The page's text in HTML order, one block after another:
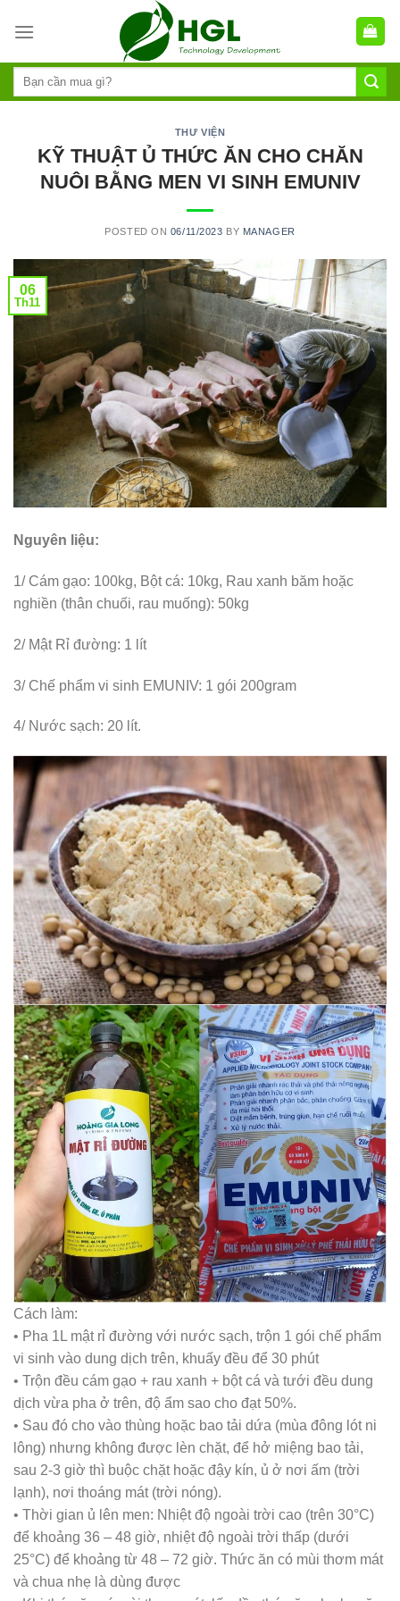
THƯ VIỆN
KỸ THUẬT Ủ THỨC ĂN CHO CHĂN
NUÔI BẰNG MEN VI SINH EMUNIV
POSTED ON 06/11/2023 BY MANAGER
06
Th11
Nguyên liệu:
1/ Cám gạo: 100kg, Bột cá: 10kg, Rau xanh băm hoặc
nghiền (thân chuối, rau muống): 50kg
2/ Mật Rỉ đường: 1 lít
3/ Chế phẩm vi sinh EMUNIV: 1 gói 200gram
4/ Nước sạch: 20 lít.
Cách làm:
• Pha 1L mật rỉ đường với nước sạch, trộn 1 gói chế phẩm
vi sinh vào dung dịch trên, khuấy đều để 30 phút
• Trộn đều cám gạo + rau xanh + bột cá và tưới đều dung
dịch vừa pha ở trên, độ ẩm sao cho đạt 50%.
• Sau đó cho vào thùng hoặc bao tải dứa (mùa đông lót ni
lông) nhưng không được lèn chặt, để hở miệng bao tải,
sau 2-3 giờ thì buộc chặt hoặc đậy kín, ủ ở nơi ấm (trời
lạnh), nơi thoáng mát (trời nóng).
• Thời gian ủ lên men: Nhiệt độ ngoài trời cao (trên 30°C)
để khoảng 36 – 48 giờ, nhiệt độ ngoài trời thấp (dưới
25°C) để khoảng từ 48 – 72 giờ. Thức ăn có mùi thơm mát
và chua nhẹ là dùng được